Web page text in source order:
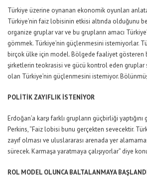
Türkiye üzerine oynanan ekonomik oyunları
Türkiye’nin faiz lobisinin etkisi altında olduğunu
organize gruplar var ve bu grupların amacı
gömmek. Türkiye’nin güçlenmesini istemiyorlar.
birçok ülke için model. Bölgede faaliyet gösteren
şirketlerin teokrasisi ve gücü kontrol eden gruplar
olan Türkiye’nin güçlenmesini istemiyor.
POLİTİK ZAYIFLIK İSTENİYOR
Erdoğan’a karşı farklı grupların güçbirliği
Perkins, “Faiz lobisi bunu gerçekten sevecektir.
zayıf olması ve uluslararası arenada yer
sürecek. Karmaşa yaratmaya çalışıyorlar” diye
ROL MODEL OLUNCA BALTALANMAYA